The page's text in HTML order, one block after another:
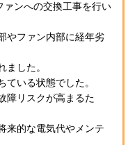
ンへの交換工事を行い
やファン内部に経年劣
した。
いる状態でした。
障リスクが高まるた
来的な電気代やメンテ